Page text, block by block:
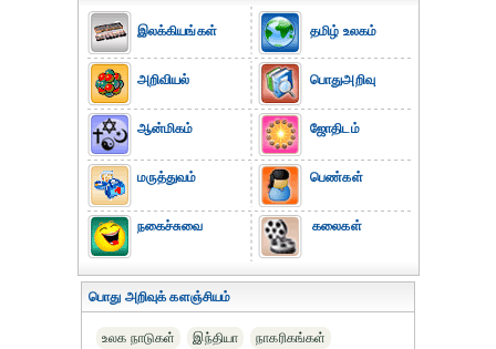
இலக்கியங்கள்
அறிவியல்
ஆன்மிகம்
மருத்துவம்
நகைச்சுவை
தமிழ் உலகம்
பொதுஅறிவு
ஜோதிடம்
பெண்கள்
கலைகள்
பொது அறிவுக் களஞ்சியம்
உலக நாடுகள் இந்தியா
நாகரிகங்கள்